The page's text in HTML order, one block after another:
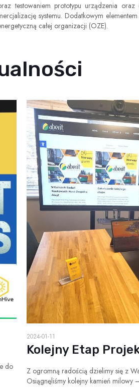
prototypu urządzenia oraz
systemu. Dodatkowym
całej organizacji (OZE).
do
2024-01-11
Kolejny Etap
Z ogromną radością dzielimy się z
Osiągnęliśmy kolejny kamień milowy